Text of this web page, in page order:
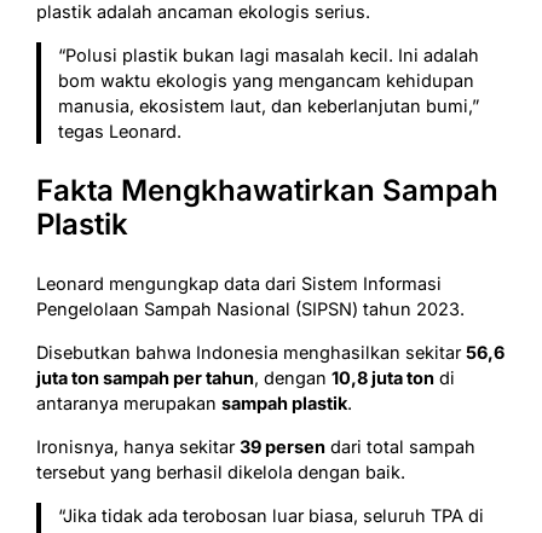
plastik adalah ancaman ekologis serius.
“Polusi plastik bukan lagi masalah kecil. Ini adalah
bom waktu ekologis yang mengancam kehidupan
manusia, ekosistem laut, dan keberlanjutan bumi,”
tegas Leonard.
Fakta Mengkhawatirkan Sampah
Plastik
Leonard mengungkap data dari Sistem Informasi
Pengelolaan Sampah Nasional (SIPSN) tahun 2023.
Disebutkan bahwa Indonesia menghasilkan sekitar56,6
juta ton sampah per tahun, dengan 10,8 juta ton di
antaranya merupakan sampah plastik.
Ironisnya, hanya sekitar39 persen dari total sampah
tersebut yang berhasil dikelola dengan baik.
“Jika tidak ada terobosan luar biasa, seluruh TPA di